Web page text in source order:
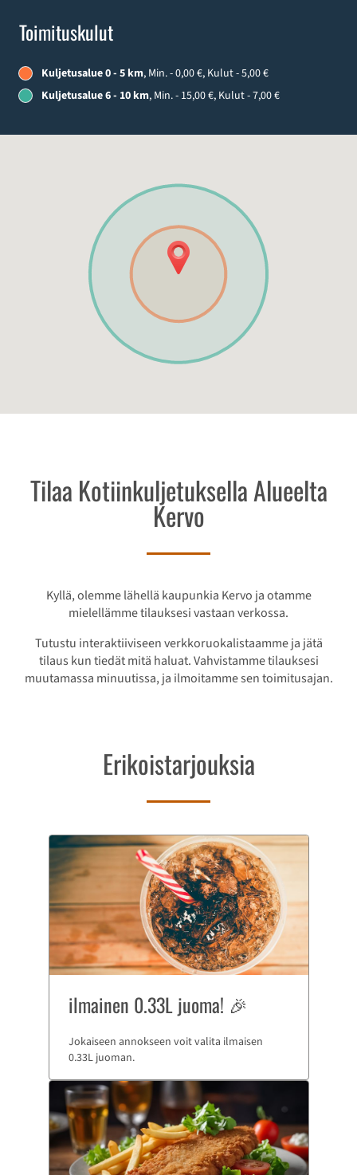
Toimituskulut
Kuljetusalue 0 - 5 km, Min. - 0,00 €, Kulut - 5,00 €
Kuljetusalue 6 - 10 km, Min. - 15,00 €, Kulut - 7,00 €
Tilaa Kotiinkuljetuksella Alueelta
Kervo
Kyllä, olemme lähellä kaupunkia Kervo ja otamme
mielellämme tilauksesi vastaan verkossa.
Tutustu interaktiiviseen verkkoruokalistaamme ja jätä
tilaus kun tiedät mitä haluat. Vahvistamme tilauksesi
muutamassa minuutissa, ja ilmoitamme sen toimitusajan.
Erikoistarjouksia
ilmainen 0.33L juoma! 🎉
Jokaiseen annokseen voit valita ilmaisen
0.33L juoman.